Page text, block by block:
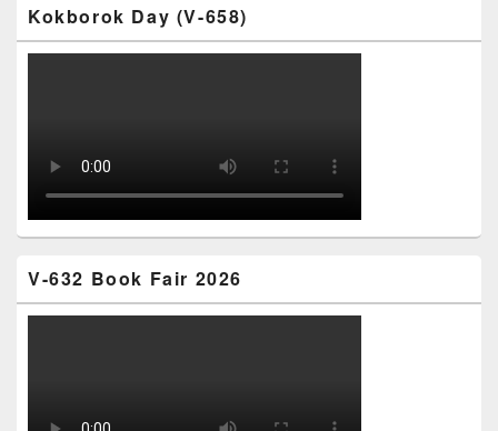
Kokborok Day (V-658)
V-632 Book Fair 2026